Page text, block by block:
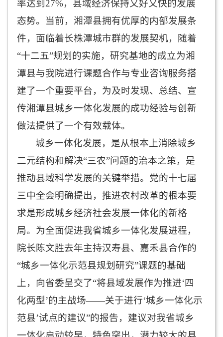
率达到 27%，县域经济保持又好又快的发展
态势。当前，湘潭县拥有优厚的内部发展条
件，面临着长株潭城市群的发展契机，随着
“十二五”规划的实施，研究基地的成立为湘
潭县与我院进行课题合作与专业咨询服务搭
建了一个重要平台，为及时发现、总结、宣
传湘潭县城乡一体化发展的成功经验与创新
做法提供了一个有效载体。
城乡一体化发展，是从根本上消除城乡
二元结构和解决“三农”问题的治本之策，是
推动县域科学发展的关键举措。党的十七届
三中全会明确提出，推进农村改革的根本要
求是形成城乡经济社会发展一体化的新格
局。为全面促进我省城乡一体化发展进程，
院长陈文胜去年主持汉寿县、嘉禾县合作的
“城乡一体化示范县规划研究”课题的基础
上，向省委呈交了“将县域发展作为推进‘四
化两型’的主战场——关于进行‘城乡一体化示
范县’试点的建议”的报告，建议对我省城乡